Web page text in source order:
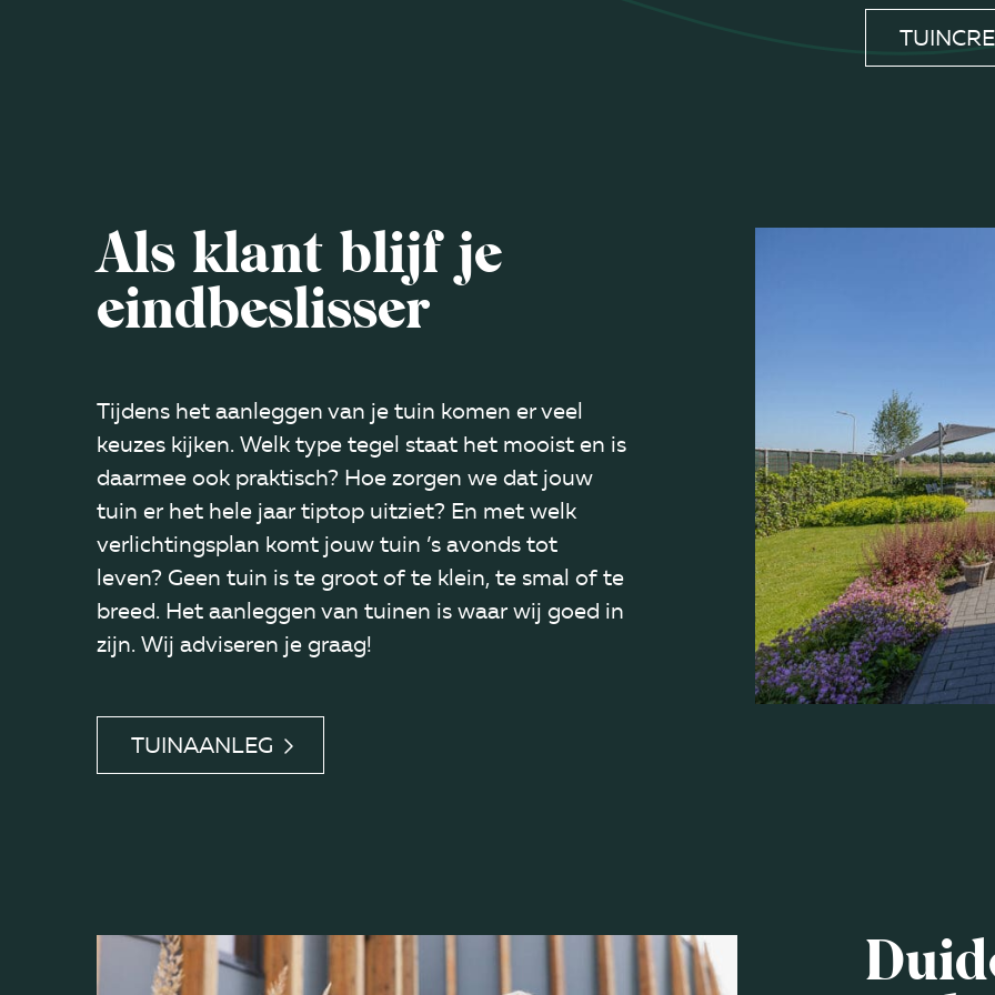
Als klant blijf je
eindbeslisser
Tijdens het aanleggen van je tuin komen er veel
keuzes kijken. Welk type tegel staat het mooist en is
daarmee ook praktisch? Hoe zorgen we dat jouw
tuin er het hele jaar tiptop uitziet? En met welk
verlichtingsplan komt jouw tuin ’s avonds tot
leven? Geen tuin is te groot of te klein, te smal of te
breed. Het aanleggen van tuinen is waar wij goed in
zijn. Wij adviseren je graag!
TUINAANLEG